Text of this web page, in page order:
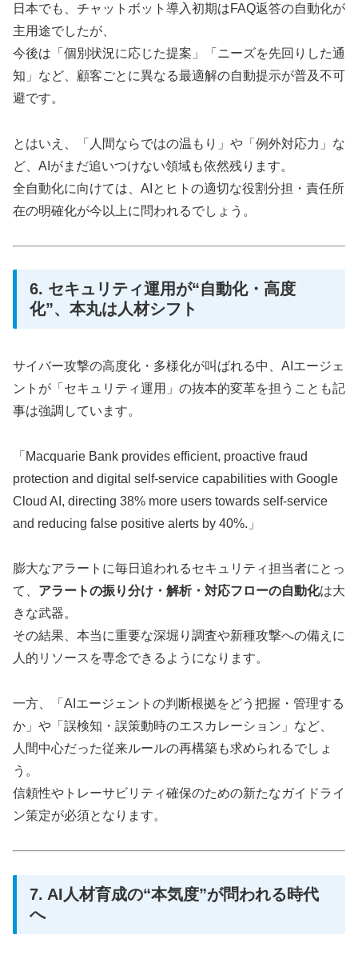
日本でも、チャットボット導入初期はFAQ返答の自動化が
主用途でしたが、
今後は「個別状況に応じた提案」「ニーズを先回りした通
知」など、顧客ごとに異なる最適解の自動提示が普及不可
避です。
とはいえ、「人間ならではの温もり」や「例外対応力」な
ど、AIがまだ追いつけない領域も依然残ります。
全自動化に向けては、AIとヒトの適切な役割分担・責任所
在の明確化が今以上に問われるでしょう。
6. セキュリティ運用が“自動化・高度
化”、本丸は人材シフト
サイバー攻撃の高度化・多様化が叫ばれる中、AIエージェ
ントが「セキュリティ運用」の抜本的変革を担うことも記
事は強調しています。
「Macquarie Bank provides efficient, proactive fraud
protection and digital self-service capabilities with Google
Cloud AI, directing 38% more users towards self-service
and reducing false positive alerts by 40%.」
膨大なアラートに毎日追われるセキュリティ担当者にとっ
て、 アラートの振り分け・解析・対応フローの自動化は大
きな武器。
その結果、本当に重要な深堀り調査や新種攻撃への備えに
人的リソースを専念できるようになります。
一方、「AIエージェントの判断根拠をどう把握・管理する
か」や「誤検知・誤策動時のエスカレーション」など、
人間中心だった従来ルールの再構築も求められるでしょ
う。
信頼性やトレーサビリティ確保のための新たなガイドライ
ン策定が必須となります。
7. AI人材育成の“本気度”が問われる時代
へ